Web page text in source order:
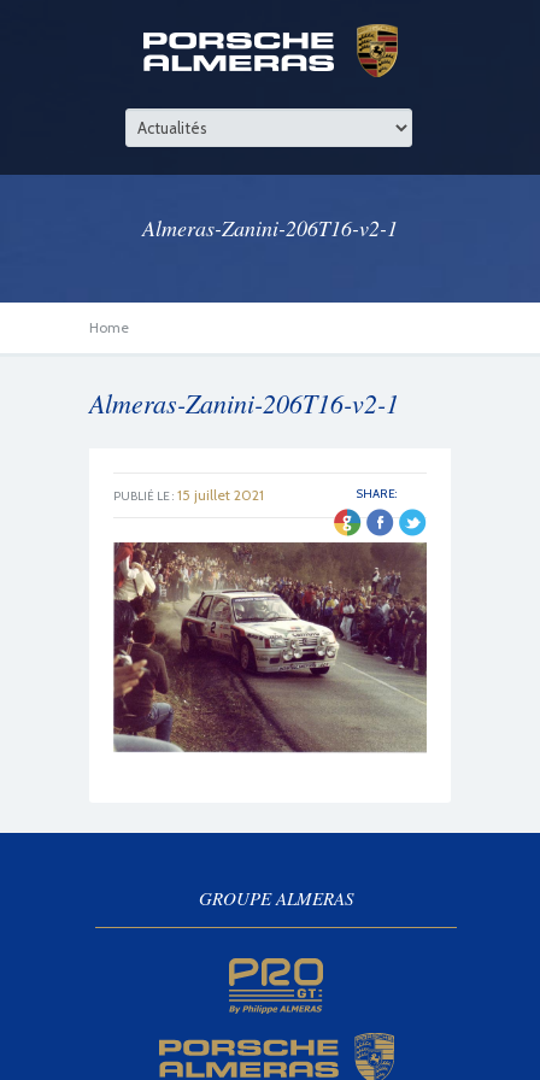
Almeras-Zanini-206T16-v2-1
Home
Almeras-Zanini-206T16-v2-1
SHARE:
PUBLIÉ LE : 15 juillet 2021
GROUPE ALMERAS